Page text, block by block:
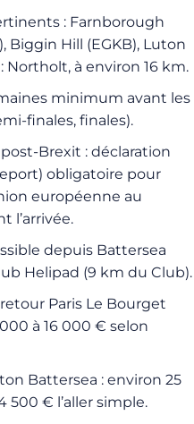
: Farnborough
Biggin Hill (EGKB), Luton
Northolt, à environ 16 km.
minimum avant les
finales, finales).
Brexit : déclaration
obligatoire pour
européenne au
l’arrivée.
depuis Battersea
Helipad (9 km du Club).
Paris Le Bourget
à 16 000 € selon
Battersea : environ 25
500 € l’aller simple.